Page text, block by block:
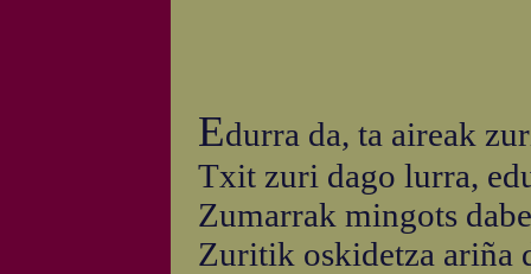
Edurra da, ta aireak
Txit zuri dago lurra,
Zumarrak mingots
Zuritik oskidetza ariña